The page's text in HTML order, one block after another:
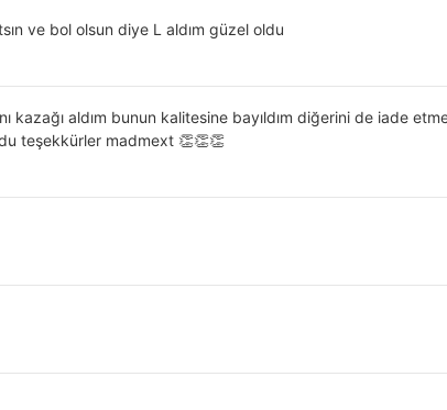
ve bol olsun diye L aldım güzel oldu
kazağı aldım bunun kalitesine bayıldım diğerini de iade
teşekkürler madmext 👏👏👏